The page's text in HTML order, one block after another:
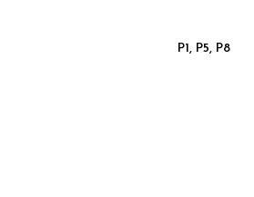
P1, P5, P8